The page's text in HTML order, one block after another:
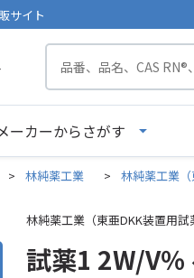
サイト
ーカーからさがす
> 林純薬工業 > 林純薬工業（
林純薬工業（東亜DKK装置用試
試薬1 2W/V